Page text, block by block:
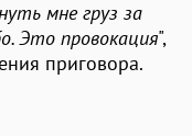
мне груз за
Это провокация",
приговора.